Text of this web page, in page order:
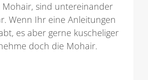
sind untereinander
Wenn Ihr eine Anleitungen
es aber gerne kuscheliger
doch die Mohair.